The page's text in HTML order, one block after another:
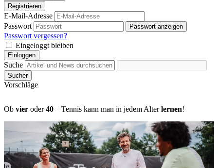
Registrieren
E-Mail-Adresse
Passwort
Passwort anzeigen
Passwort vergessen?
Eingeloggt bleiben
Einloggen
Suche
Sucher
Vorschläge
Ob vier oder40 – Tennis kann man in jedem Alterlernen!